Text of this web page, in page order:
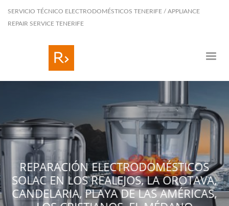
SERVICIO TÉCNICO ELECTRODOMÉSTICOS TENERIFE / APPLIANCE
REPAIR SERVICE TENERIFE